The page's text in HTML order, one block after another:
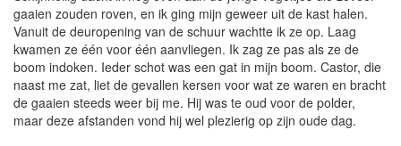
gaaien zouden roven, en ik ging mijn geweer uit de kast halen.
Vanuit de deuropening van de schuur wachtte ik ze op. Laag
kwamen ze één voor één aanvliegen. Ik zag ze pas als ze de
boom indoken. Ieder schot was een gat in mijn boom. Castor, die
naast me zat, liet de gevallen kersen voor wat ze waren en bracht
de gaaien steeds weer bij me. Hij was te oud voor de polder,
maar deze afstanden vond hij wel plezierig op zijn oude dag.